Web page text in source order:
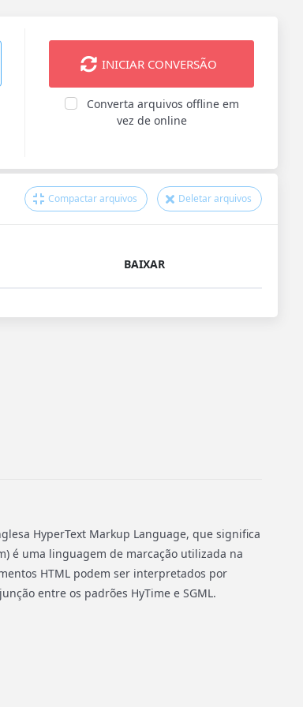
INICIAR CONVERSÃO
Converta arquivos offline em
vez de online
Compactar arquivos Deletar arquivos
BAIXAR
HyperText Markup Language, que significa
é uma linguagem de marcação utilizada na
HTML podem ser interpretados por
entre os padrões HyTime e SGML.